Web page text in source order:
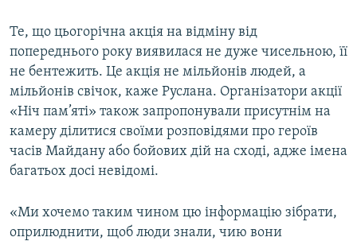
Те, що цьогорічна акція на відміну від
попереднього року виявилася не дуже чисельною, її
не бентежить. Це акція не мільйонів людей, а
мільйонів свічок, каже Руслана. Організатори акції
«Ніч пам’яті» також запропонували присутнім на
камеру ділитися своїми розповідями про героїв
часів Майдану або бойових дій на сході, адже імена
багатьох досі невідомі.
«Ми хочемо таким чином цю інформацію зібрати,
оприлюднити, щоб люди знали, чию вони